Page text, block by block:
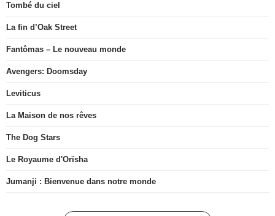
Tombé du ciel
La fin d’Oak Street
Fantômas – Le nouveau monde
Avengers: Doomsday
Leviticus
La Maison de nos rêves
The Dog Stars
Le Royaume d'Orïsha
Jumanji : Bienvenue dans notre monde